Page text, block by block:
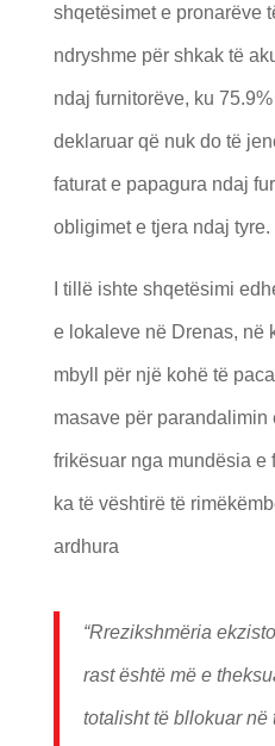
shqetësimet e pronarëve
ndryshme për shkak të
ndaj furnitorëve, ku
deklaruar që nuk do të
faturat e papagura ndaj
obligimet e tjera ndaj tyre.
I tillë ishte shqetësimi
e lokaleve në Drenas, në
mbyll për një kohë të
masave për parandalimin
frikësuar nga mundësia e
ka të vështirë të
ardhura
“Rrezikshmëria
rast është më e
totalisht të bllokuar në